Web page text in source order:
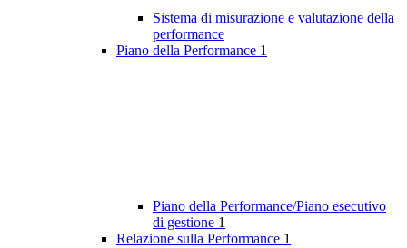
Sistema di misurazione e valutazione della
performance
Piano della Performance 1
Piano della Performance/Piano esecutivo
di gestione 1
Relazione sulla Performance 1